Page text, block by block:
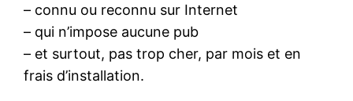
– connu ou reconnu sur Internet
– qui n’impose aucune pub
– et surtout, pas trop cher, par mois et en
frais d’installation.